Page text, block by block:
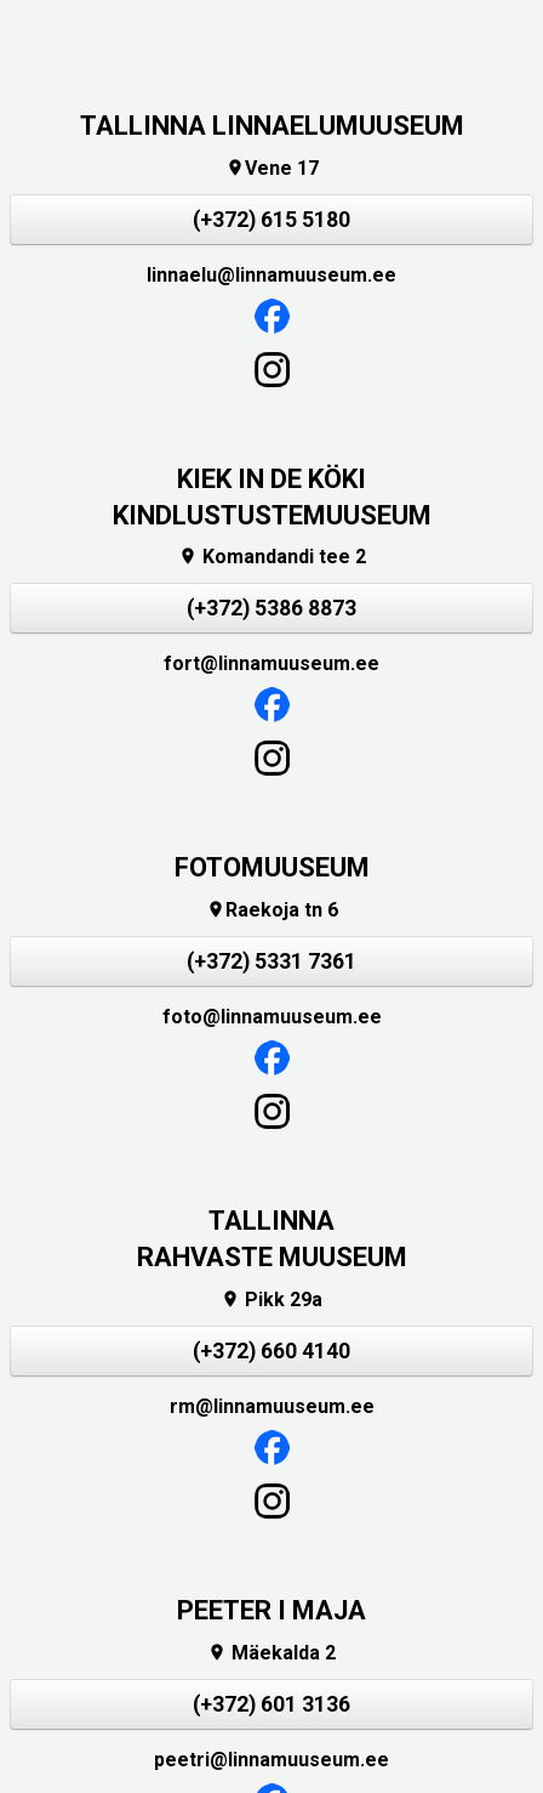
TALLINNA LINNAELUMUUSEUM
Vene 17
(+372) 615 5180
linnaelu@linnamuuseum.ee
KIEK IN DE KÖKI
KINDLUSTUSTEMUUSEUM
 Komandandi tee 2
(+372) 5386 8873
fort@linnamuuseum.ee
FOTOMUUSEUM
 Raekoja tn 6
(+372) 5331 7361
foto@linnamuuseum.ee
TALLINNA
RAHVASTE MUUSEUM
 Pikk 29a
(+372) 660 4140
rm@linnamuuseum.ee
PEETER I MAJA
 Mäekalda 2
(+372) 601 3136
peetri@linnamuuseum.ee